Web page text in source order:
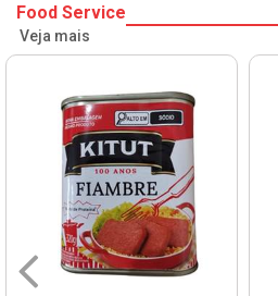
Food Service
Veja mais